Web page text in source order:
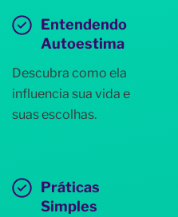
Entendendo
Autoestima
Descubra como ela
influencia sua vida e
suas escolhas.
Práticas
Simples